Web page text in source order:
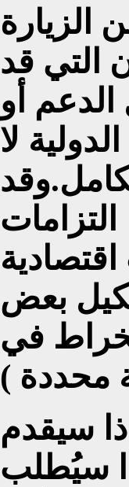
الزيارة
التي قد
أو
لا
بعض
في
سيقدم
سيُطلب